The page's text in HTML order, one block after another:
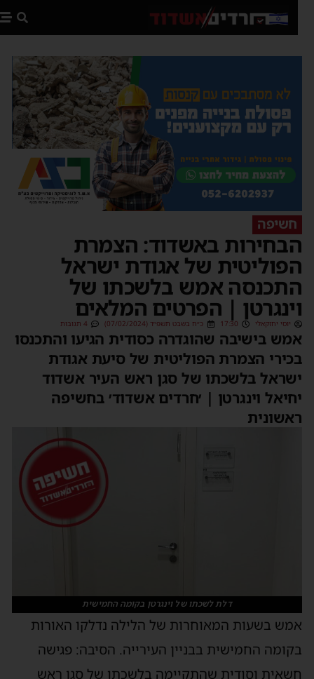
חשיפה
באשדוד: הצמרת
של אגודת ישראל
אמש בלשכתו של
| הפרטים המלאים
יוסי יחזקאלי 17:30 כ״ח בשבט תשפ״ד (07/02/2024)
בישיבה שהוגדרה כסודית הגיעו והתכנסו
הצמרת הפוליטית של סיעת אגודת
בלשכתו של סגן ראש העיר אשדוד
וינגרטן | ׳חרדים אשדוד׳ בחשיפה
דלת לשכתו של וינגרטן בקומה החמישית
בשעות המאוחרות של הלילה נדלקו האורות
החמישית בבניין העירייה. הסיבה: פגישה
וסודית שהתקיימה בלשכתו של סגן ראש